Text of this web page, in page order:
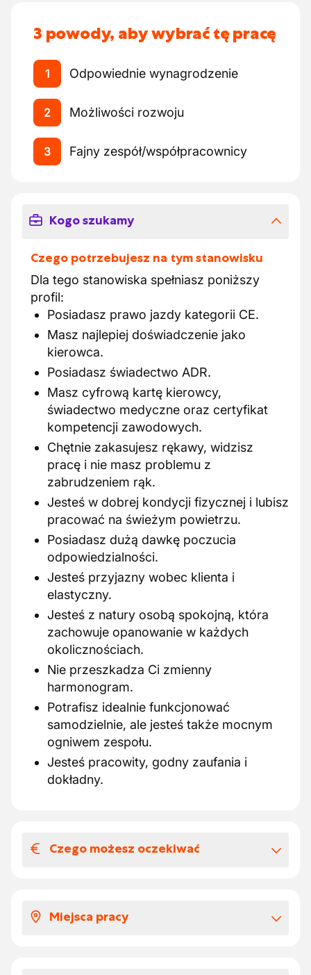
3 powody, aby wybrać tę pracę
1 Odpowiednie wynagrodzenie
2 Możliwości rozwoju
3 Fajny zespół/współpracownicy
Kogo szukamy
Czego potrzebujesz na tym stanowisku
Dla tego stanowiska spełniasz poniższy
profil:
Posiadasz prawo jazdy kategorii CE.
Masz najlepiej doświadczenie jako
kierowca.
Posiadasz świadectwo ADR.
Masz cyfrową kartę kierowcy,
świadectwo medyczne oraz certyfikat
kompetencji zawodowych.
Chętnie zakasujesz rękawy, widzisz
pracę i nie masz problemu z
zabrudzeniem rąk.
Jesteś w dobrej kondycji fizycznej i lubisz
pracować na świeżym powietrzu.
Posiadasz dużą dawkę poczucia
odpowiedzialności.
Jesteś przyjazny wobec klienta i
elastyczny.
Jesteś z natury osobą spokojną, która
zachowuje opanowanie w każdych
okolicznościach.
Nie przeszkadza Ci zmienny
harmonogram.
Potrafisz idealnie funkcjonować
samodzielnie, ale jesteś także mocnym
ogniwem zespołu.
Jesteś pracowity, godny zaufania i
dokładny.
Czego możesz oczekiwać
Praca, z której możesz być dumny: razem
Miejsca pracy